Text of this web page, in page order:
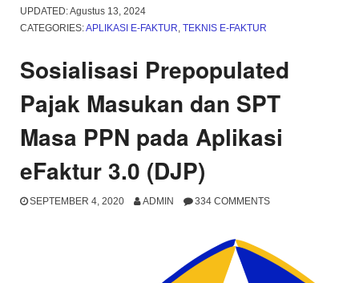
Mengatasi
Error
is
Jar2Exe”
Aplikasi
4.0″
UPDATED:Agustus 13, 2024
CATEGORIES:APLIKASI E-FAKTUR, TEKNIS E-FAKTUR
Sosialisasi Prepopulated
Pajak Masukan dan SPT
Masa PPN pada Aplikasi
eFaktur 3.0 (DJP)
SEPTEMBER 4, 2020 ADMIN 334 COMMENTS